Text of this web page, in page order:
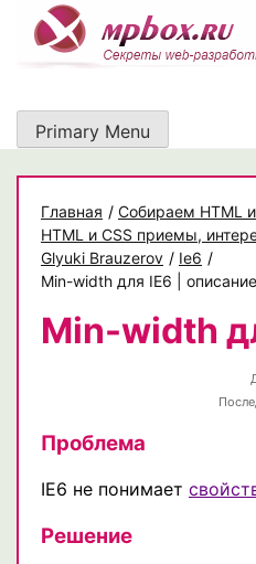
content
Primary Menu
Главная / Собираем HTML
HTML и CSS приемы,
Glyuki Brauzerov / Ie6 /
Min-width для IE6 |
Min-width
Проблема
IE6 не понимает
Решение